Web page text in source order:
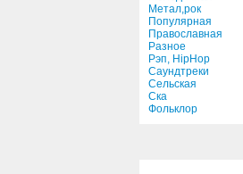
Метал,рок
Популярная
Православная
Разное
Рэп, HipHop
Саундтреки
Сельская
Ска
Фольклор